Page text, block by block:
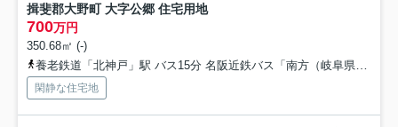
揖斐郡大野町 大字公郷 住宅用地
700万円
350.68㎡ (-)
養老鉄道「北神戸」駅 バス15分 名阪近鉄バス「南方（岐阜県）」 停歩21分
閑静な住宅地